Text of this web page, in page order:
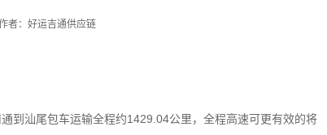
者：好运吉通供应链
到汕尾包车运输全程约1429.04公里，全程高速可更有效的将